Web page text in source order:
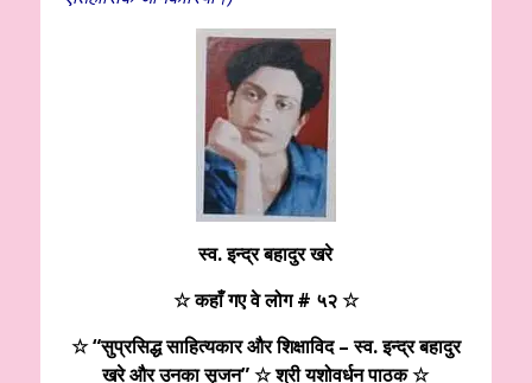
स्व. इन्द्र बहादुर खरे
☆ कहाँ गए वे लोग # ५२ ☆
☆“सुप्रसिद्ध साहित्यकार और शिक्षाविद –स्व. इन्द्र बहादुर
खरे और उनका सृजन” ☆श्री यशोवर्धन पाठक☆